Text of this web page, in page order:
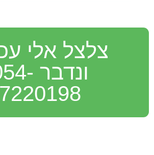
צלצל אלי
ונדבר
7220198